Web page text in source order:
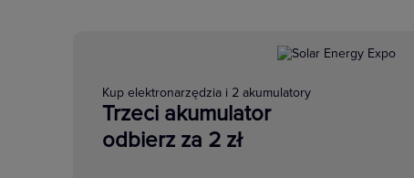
Kup elektronarzędzia i 2 akumulatory
Trzeci akumulator
odbierz za 2 zł